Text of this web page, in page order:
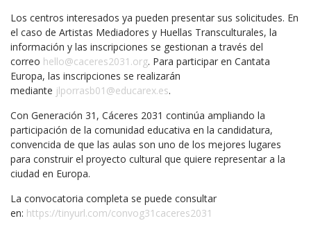
Los centros interesados ya pueden presentar sus solicitudes. En
el caso de Artistas Mediadores y Huellas Transculturales, la
información y las inscripciones se gestionan a través del
correo hello@caceres2031.org. Para participar en Cantata
Europa, las inscripciones se realizarán
mediante jlporrasb01@educarex.es.
Con Generación 31, Cáceres 2031 continúa ampliando la
participación de la comunidad educativa en la candidatura,
convencida de que las aulas son uno de los mejores lugares
para construir el proyecto cultural que quiere representar a la
ciudad en Europa.
La convocatoria completa se puede consultar
en: https://tinyurl.com/convog31caceres2031